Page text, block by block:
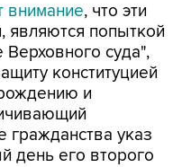
внимание, что эти
являются попыткой
суда",
конституцией
и
гражданства указ
день его второго